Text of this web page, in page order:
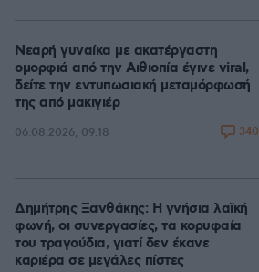
Νεαρή γυναίκα με ακατέργαστη
ομορφιά από την Αιθιοπία έγινε viral,
δείτε την εντυπωσιακή μεταμόρφωσή
της από μακιγιέρ
06.08.2026, 09:18 340
Δημήτρης Ξανθάκης: Η γνήσια λαϊκή
φωνή, οι συνεργασίες, τα κορυφαία
του τραγούδια, γιατί δεν έκανε
καριέρα σε μεγάλες πίστες